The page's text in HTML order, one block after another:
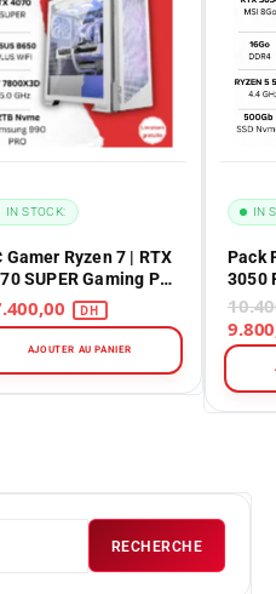
Gamer Ryzen 7 | RTX
SUPER Gaming PC
IN STOCK:
AJOUTER AU PANIER
Pack
3050
IN
RECHERCHE